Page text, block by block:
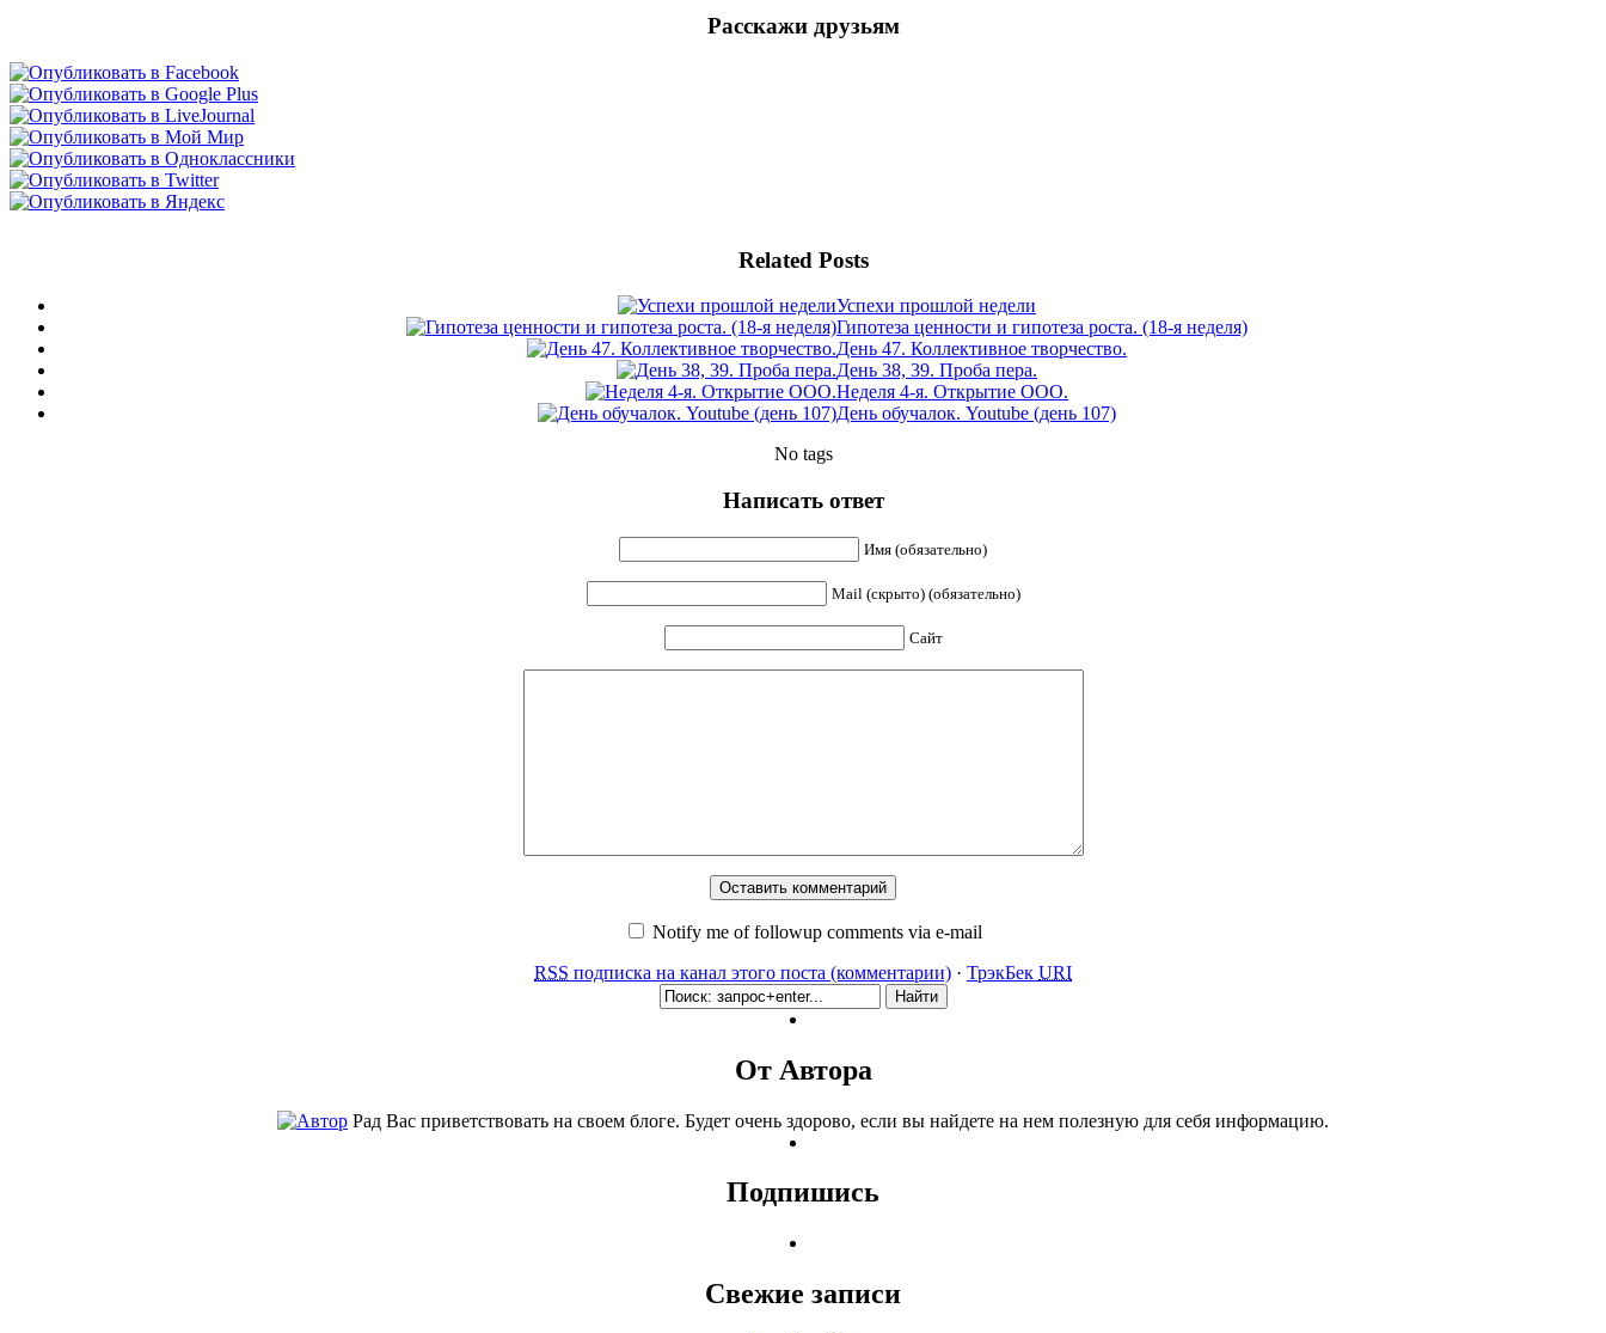
Расскажи друзьям
Related Posts
Успехи прошлой недели
Гипотеза ценности и гипотеза роста. (18-я неделя)
День 47. Коллективное творчество.
День 38, 39. Проба пера.
Неделя 4-я. Открытие ООО.
День обучалок. Youtube (день 107)
No tags
Написать ответ
Имя (обязательно)
Mail (скрыто) (обязательно)
Сайт
Notify me of followup comments via e-mail
RSS подписка на канал этого поста (комментарии) · ТрэкБек URI
От Автора
Рад Вас приветствовать на своем блоге. Будет очень здорово, если вы найдете на нем полезную для себя информацию.
Подпишись
Свежие записи